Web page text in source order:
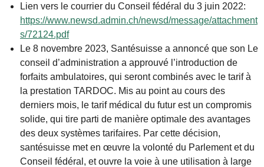
Lien vers le courrier du Conseil fédéral du 3 juin 2022:
https://www.newsd.admin.ch/newsd/message/attachment
s/72124.pdf
Le 8 novembre 2023, Santésuisse a annoncé que son Le
conseil d’administration a approuvé l’introduction de
forfaits ambulatoires, qui seront combinés avec le tarif à
la prestation TARDOC. Mis au point au cours des
derniers mois, le tarif médical du futur est un compromis
solide, qui tire parti de manière optimale des avantages
des deux systèmes tarifaires. Par cette décision,
santésuisse met en œuvre la volonté du Parlement et du
Conseil fédéral, et ouvre la voie à une utilisation à large